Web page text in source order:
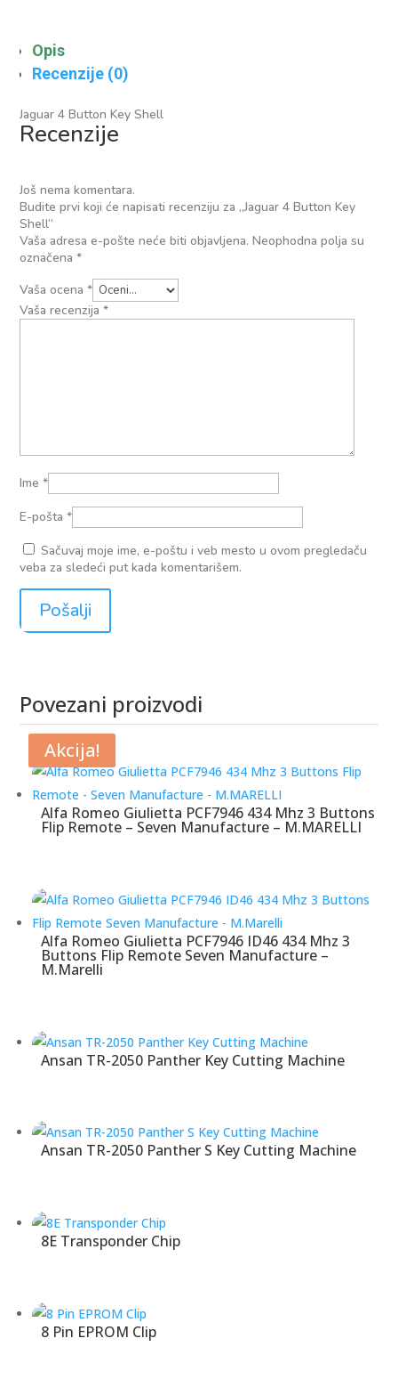
Opis
Recenzije (0)
Jaguar 4 Button Key Shell
Recenzije
Još nema komentara.
Budite prvi koji će napisati recenziju za „Jaguar 4 Button Key
Shell“
Vaša adresa e-pošte neće biti objavljena. Neophodna polja su
označena*
Vaša ocena*
Vaša recenzija*
Ime*
E-pošta*
Sačuvaj moje ime, e-poštu i veb mesto u ovom pregledaču
veba za sledeći put kada komentarišem.
Povezani proizvodi
Povezani proizvodi
Akcija!
Alfa Romeo Giulietta PCF7946 434 Mhz 3 Buttons
Flip Remote – Seven Manufacture – M.MARELLI
Alfa Romeo Giulietta PCF7946 ID46 434 Mhz 3
Buttons Flip Remote Seven Manufacture –
M.Marelli
Ansan TR-2050 Panther Key Cutting Machine
Ansan TR-2050 Panther S Key Cutting Machine
8E Transponder Chip
Akcija!
8 Pin EPROM Clip